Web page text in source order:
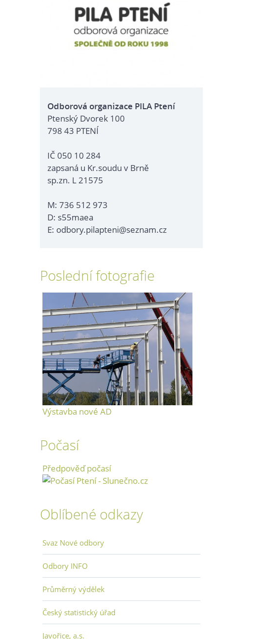
Odborová organizace PILA Ptení
Ptenský Dvorek 100
798 43 PTENÍ
IČ 050 10 284
zapsaná u Kr.soudu v Brně
sp.zn. L 21575
M: 736 512 973
D: s55maea
E: odbory.pilapteni@seznam.cz
Poslední fotografie
Výstavba nové AD
Počasí
Předpověď počasí
Oblíbené odkazy
Svaz Nové odbory
Odbory INFO
Průměrný výdělek
Český statistický úřad
Javořice, a.s.